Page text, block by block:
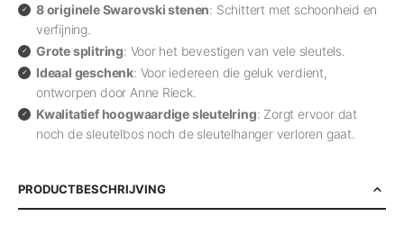
8 originele Swarovski stenen: Schittert met schoonheid en
verfijning.
Grote splitring: Voor het bevestigen van vele sleutels.
Ideaal geschenk: Voor iedereen die geluk verdient,
ontworpen door Anne Rieck.
Kwalitatief hoogwaardige sleutelring: Zorgt ervoor dat
noch de sleutelbos noch de sleutelhanger verloren gaat.
PRODUCTBESCHRIJVING